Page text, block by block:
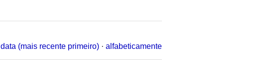
data (mais recente primeiro) · alfabeticamente